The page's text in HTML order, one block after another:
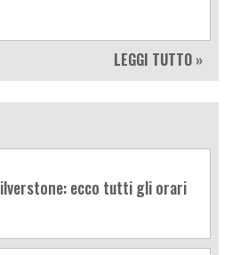
LEGGI TUTTO »
ecco tutti gli orari